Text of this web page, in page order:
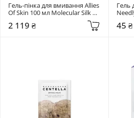
Гель-пінка для вмивання Allies
Of Skin 100 мл Molecular Silk
2 119 ₴
Гель
45 ₴